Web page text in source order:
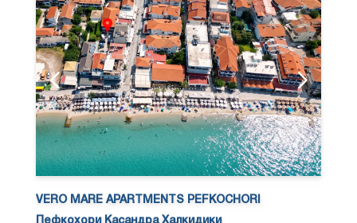
VERO MARE APARTMENTS PEFKOCHORI